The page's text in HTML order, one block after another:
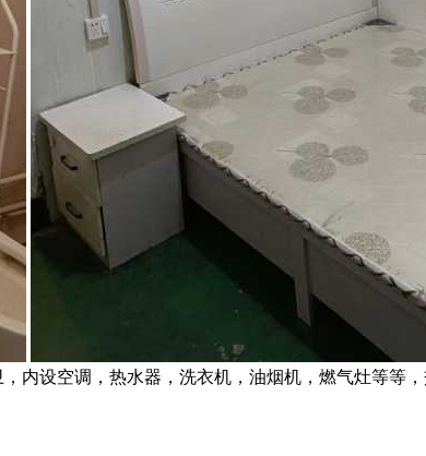
内设空调，热水器，洗衣机，油烟机，燃气灶等等